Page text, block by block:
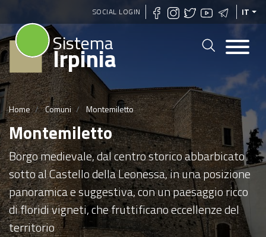
Salta
al
SOCIAL LOGIN IT
Sistema
Irpinia
Home Comuni Montemiletto
Montemiletto
Borgo medievale, dal centro storico abbarbicato
sotto al Castello della Leonessa, in una posizione
panoramica e suggestiva, con un paesaggio ricco
di floridi vigneti, che fruttificano eccellenze del
territorio